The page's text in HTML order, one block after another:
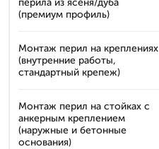
(премиум профиль)
Монтаж перил на креплениях
(внутренние работы,
стандартный крепеж)
Монтаж перил на стойках с
анкерным креплением
(наружные и бетонные
основания)